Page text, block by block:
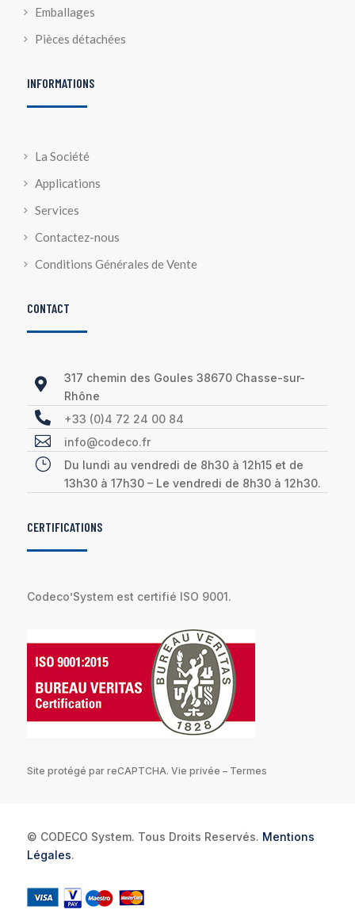
Emballages
Pièces détachées
INFORMATIONS
La Société
Applications
Services
Contactez-nous
Conditions Générales de Vente
CONTACT

317 chemin des Goules 38670 Chasse-sur-
Rhône
 +33 (0)4 72 24 00 84
 info@codeco.fr
}
Du lundi au vendredi de 8h30 à 12h15 et de
13h30 à 17h30 – Le vendredi de 8h30 à 12h30.
CERTIFICATIONS
Codeco’System est certifié ISO 9001.
Site protégé par reCAPTCHA. Vie privée – Termes
© CODECO System. Tous Droits Reservés. Mentions
Légales.